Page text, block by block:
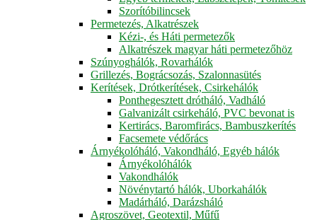
Szorítóbilincsek
Permetezés, Alkatrészek
Kézi-, és Háti permetezők
Alkatrészek magyar háti permetezőhöz
Szúnyoghálók, Rovarhálók
Grillezés, Bográcsozás, Szalonnasütés
Kerítések, Drótkerítések, Csirkehálók
Ponthegesztett drótháló, Vadháló
Galvanizált csirkeháló, PVC bevonat is
Kertirács, Baromfirács, Bambuszkerítés
Facsemete védőrács
Árnyékolóháló, Vakondháló, Egyéb hálók
Árnyékolóhálók
Vakondhálók
Növénytartó hálók, Uborkahálók
Madárháló, Darázsháló
Agroszövet, Geotextil, Műfű